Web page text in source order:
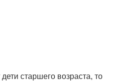
старшего возраста, то